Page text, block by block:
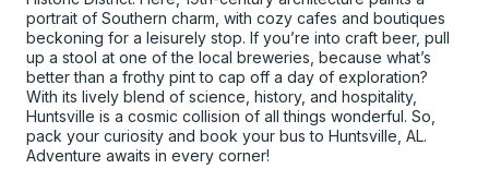
portrait of Southern charm, with cozy cafes and boutiques
beckoning for a leisurely stop. If you’re into craft beer, pull
up a stool at one of the local breweries, because what’s
better than a frothy pint to cap off a day of exploration?
With its lively blend of science, history, and hospitality,
Huntsville is a cosmic collision of all things wonderful. So,
pack your curiosity and book your bus to Huntsville, AL.
Adventure awaits in every corner!